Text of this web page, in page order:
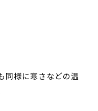
同様に寒さなどの温